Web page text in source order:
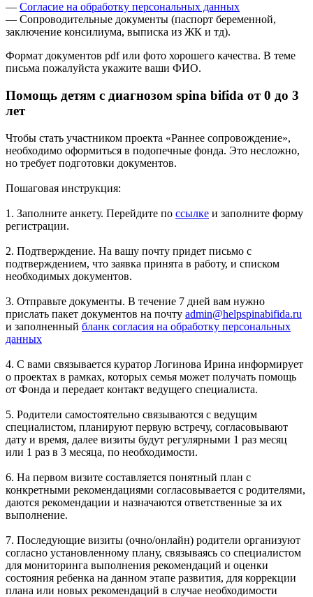
— Согласие на обработку персональных данных
— Сопроводительные документы (паспорт беременной,
заключение консилиума, выписка из ЖК и тд).
Формат документов pdf или фото хорошего качества. В теме
письма пожалуйста укажите ваши ФИО.
Помощь детям с диагнозом spina bifida от 0 до 3
лет
Чтобы стать участником проекта «Раннее сопровождение»,
необходимо оформиться в подопечные фонда. Это несложно,
но требует подготовки документов.
Пошаговая инструкция:
1. Заполните анкету. Перейдите по ссылке и заполните форму
регистрации.
2. Подтверждение. На вашу почту придет письмо с
подтверждением, что заявка принята в работу, и списком
необходимых документов.
3. Отправьте документы. В течение 7 дней вам нужно
прислать пакет документов на почту admin@helpspinabifida.ru
и заполненный бланк согласия на обработку персональных
данных
4. С вами связывается куратор Логинова Ирина информирует
о проектах в рамках, которых семья может получать помощь
от Фонда и передает контакт ведущего специалиста.
5. Родители самостоятельно связываются с ведущим
специалистом, планируют первую встречу, согласовывают
дату и время, далее визиты будут регулярными 1 раз месяц
или 1 раз в 3 месяца, по необходимости.
6. На первом визите составляется понятный план с
конкретными рекомендациями согласовывается с родителями,
даются рекомендации и назначаются ответственные за их
выполнение.
7. Последующие визиты (очно/онлайн) родители организуют
согласно установленному плану, связываясь со специалистом
для мониторинга выполнения рекомендаций и оценки
состояния ребенка на данном этапе развития, для коррекции
плана или новых рекомендаций в случае необходимости